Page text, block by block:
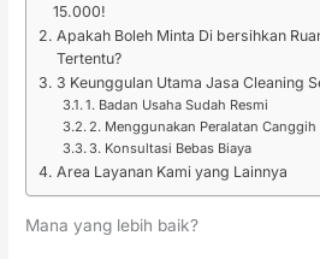
15.000!
Apakah Boleh Minta Di bersihkan
Tertentu?
3 Keunggulan Utama Jasa Cleaning
1. Badan Usaha Sudah Resmi
2. Menggunakan Peralatan Canggih
3. Konsultasi Bebas Biaya
Area Layanan Kami yang Lainnya
Mana yang lebih baik?